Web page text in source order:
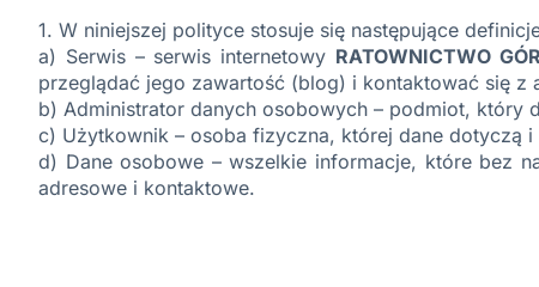
1. W niniejszej polityce stosuje się następujące
a) Serwis – serwis internetowy RATOWNICTWO
przeglądać jego zawartość (blog) i kontaktować się z
b) Administrator danych osobowych – podmiot, który
c) Użytkownik – osoba fizyczna, której dane dotyczą
d) Dane osobowe – wszelkie informacje, które bez
adresowe i kontaktowe.